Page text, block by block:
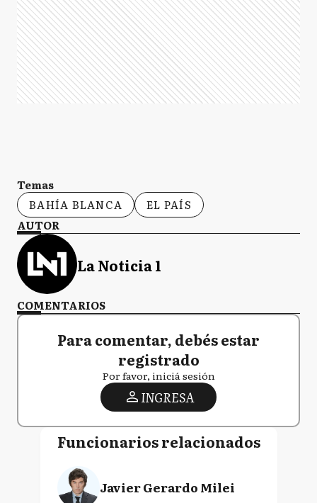
Temas
BAHÍA BLANCA
EL PAÍS
AUTOR
La Noticia 1
COMENTARIOS
Para comentar, debés estar
registrado
Por favor, iniciá sesión
INGRESA
Funcionarios relacionados
Javier Gerardo Milei